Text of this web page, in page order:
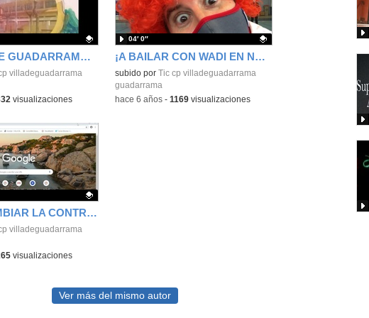
EL VILLA DE GUADARRAMA OS DESEA, ¡FELIZ NAVIDAD!
cp villadeguadarrama
visualizaciones
¡A BAILAR CON WADI EN NAVIDAD!
Contenido educativo.
subido por
Tic cp villadeguadarrama
guadarrama
04′ 0″
-hace 6 años- 1169visualizaciones
CÓMO CAMBIAR LA CONTRASEÑA DE EDUCAMADRID
cp villadeguadarrama
visualizaciones
Ver más del mismo autor